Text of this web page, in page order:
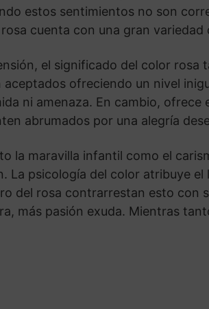
estos sentimientos no son
cuenta con una gran variedad
el significado del color rosa
aceptados ofreciendo un nivel
ni amenaza. En cambio,
abrumados por una alegría
la maravilla infantil como el
La psicología del color atribuye
del rosa contrarrestan esto con
más pasión exuda. Mientras